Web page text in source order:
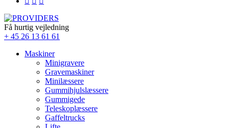
Få hurtig vejledning
+ 45 26 13 61 61
Maskiner
Minigravere
Gravemaskiner
Minilæssere
Gummihjulslæssere
Gummigede
Teleskoplæssere
Gaffeltrucks